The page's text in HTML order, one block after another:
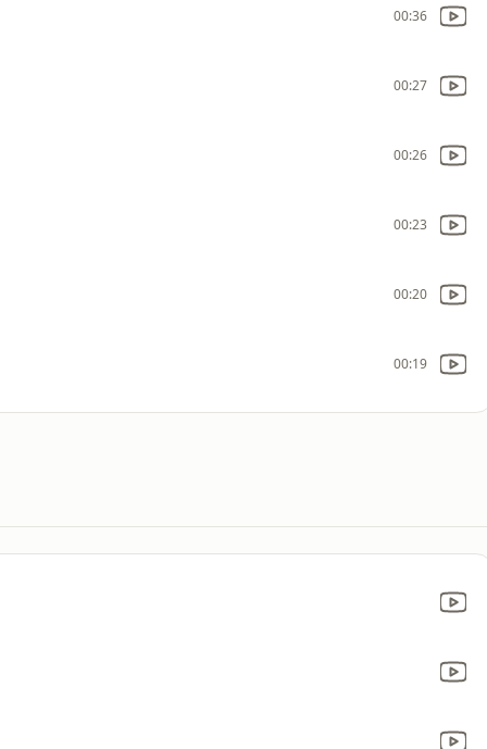
00:36
00:27
00:26
00:23
00:20
00:19